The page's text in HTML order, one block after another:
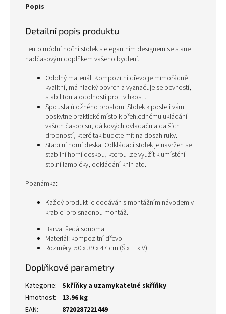
Popis
Detailní popis produktu
Tento módní noční stolek s elegantním designem se stane
nadčasovým doplňkem vašeho bydlení.
Odolný materiál: Kompozitní dřevo je mimořádně
kvalitní, má hladký povrch a vyznačuje se pevností,
stabilitou a odolností proti vlhkosti.
Spousta úložného prostoru: Stolek k posteli vám
poskytne praktické místo k přehlednému ukládání
vašich časopisů, dálkových ovladačů a dalších
drobností, které tak budete mít na dosah ruky.
Stabilní horní deska: Odkládací stolek je navržen se
stabilní horní deskou, kterou lze využít k umístění
stolní lampičky, odkládání knih atd.
Poznámka:
Každý produkt je dodáván s montážním návodem v
krabici pro snadnou montáž.
Barva: šedá sonoma
Materiál: kompozitní dřevo
Rozměry: 50 x 39 x 47 cm (Š x H x V)
Doplňkové parametry
Kategorie: Skříňky a uzamykatelné skříňky
Hmotnost:
13.96 kg
EAN: 8720287221449